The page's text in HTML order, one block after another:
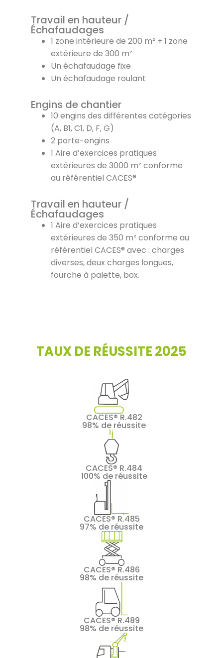
Travail en hauteur /
Échafaudages
1 zone intérieure de 200 m² + 1 zone
extérieure de 300 m²
Un échafaudage fixe
Un échafaudage roulant
Engins de chantier
10 engins des différentes catégories
(A, B1, C1, D, F, G)
2 porte-engins
1 Aire d’exercices pratiques
extérieures de 3000 m² conforme
au référentiel CACES®
Travail en hauteur /
Échafaudages
1 Aire d’exercices pratiques
extérieures de 350 m² conforme au
référentiel CACES® avec : charges
diverses, deux charges longues,
fourche à palette, box.
TAUX DE RÉUSSITE 2025
CACES® R.482
98% de réussite
CACES® R.484
100% de réussite
CACES® R.485
97% de réussite
CACES® R.486
98% de réussite
CACES® R.489
98% de réussite